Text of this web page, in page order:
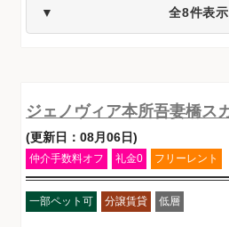
全8件表示
ジェノヴィア本所吾妻橋ス
(更新日：08月06日)
仲介手数料オフ 礼金0 フリーレント
一部ペット可 分譲賃貸 低層